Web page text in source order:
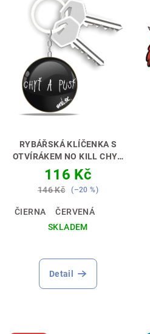
RYBÁŘSKÁ KLÍČENKA S
OTVÍRÁKEM NO KILL CHYŤ
A PUSŤ ABYS MĚL ČÍM
OTVÍRAT PIVO 🎁🔑🍺
116 Kč
146 Kč (–20 %)
ČIERNA
ČERVENÁ
SKLADEM
Detail